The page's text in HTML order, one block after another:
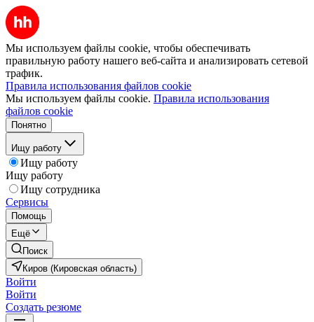
Мы используем файлы cookie, чтобы обеспечивать
правильную работу нашего веб-сайта и анализировать сетевой
трафик.
Правила использования файлов cookie
Мы используем файлы cookie. Правила использования
файлов cookie
Понятно
Ищу работу
Ищу работу
Ищу работу
Ищу сотрудника
Сервисы
Помощь
Ещё
Поиск
Киров (Кировская область)
Войти
Войти
Создать резюме